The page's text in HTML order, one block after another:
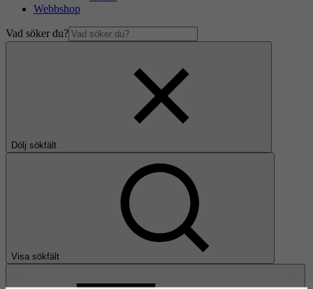
Webbshop
Vad söker du?
Dölj sökfält
Visa sökfält